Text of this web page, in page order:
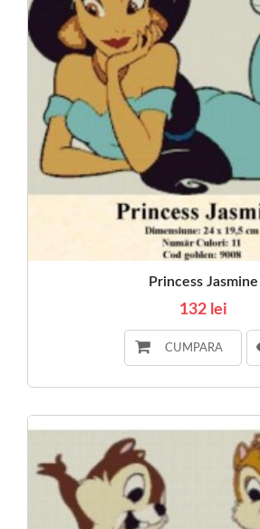
Princess Jasmine
132 lei
CUMPARA